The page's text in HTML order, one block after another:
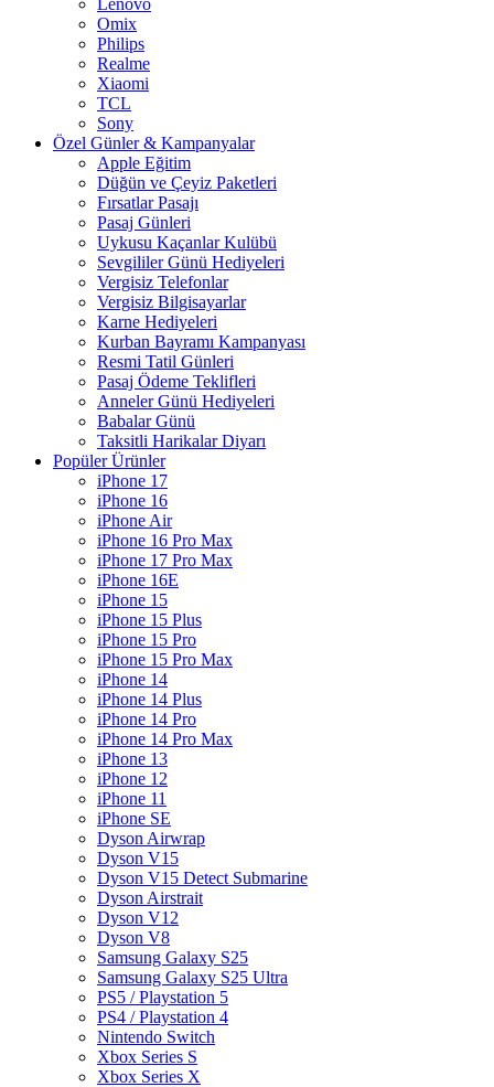
Omix
Philips
Realme
Xiaomi
TCL
Sony
Özel Günler & Kampanyalar
Apple Eğitim
Düğün ve Çeyiz Paketleri
Fırsatlar Pasajı
Pasaj Günleri
Uykusu Kaçanlar Kulübü
Sevgililer Günü Hediyeleri
Vergisiz Telefonlar
Vergisiz Bilgisayarlar
Karne Hediyeleri
Kurban Bayramı Kampanyası
Resmi Tatil Günleri
Pasaj Ödeme Teklifleri
Anneler Günü Hediyeleri
Babalar Günü
Taksitli Harikalar Diyarı
Popüler Ürünler
iPhone 17
iPhone 16
iPhone Air
iPhone 16 Pro Max
iPhone 17 Pro Max
iPhone 16E
iPhone 15
iPhone 15 Plus
iPhone 15 Pro
iPhone 15 Pro Max
iPhone 14
iPhone 14 Plus
iPhone 14 Pro
iPhone 14 Pro Max
iPhone 13
iPhone 12
iPhone 11
iPhone SE
Dyson Airwrap
Dyson V15
Dyson V15 Detect Submarine
Dyson Airstrait
Dyson V12
Dyson V8
Samsung Galaxy S25
Samsung Galaxy S25 Ultra
PS5 / Playstation 5
PS4 / Playstation 4
Nintendo Switch
Xbox Series S
Xbox Series X